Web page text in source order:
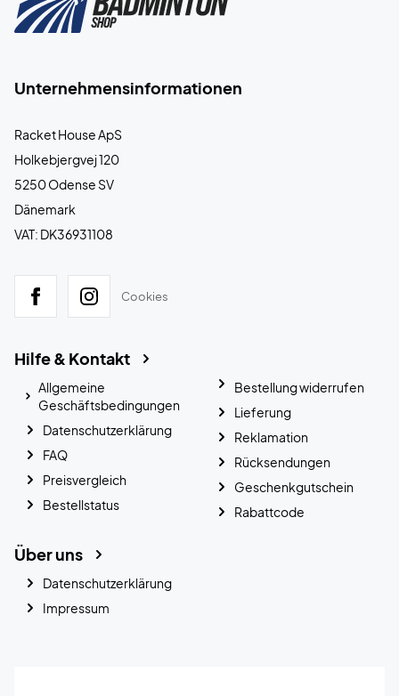
Unternehmensinformationen
Racket House ApS
Holkebjergvej 120
5250 Odense SV
Dänemark
VAT: DK36931108
Cookies
Hilfe & Kontakt
Allgemeine
Geschäftsbedingungen
Datenschutzerklärung
FAQ
Preisvergleich
Bestellstatus
Bestellung widerrufen
Lieferung
Reklamation
Rücksendungen
Geschenkgutschein
Rabattcode
Über uns
Datenschutzerklärung
Impressum